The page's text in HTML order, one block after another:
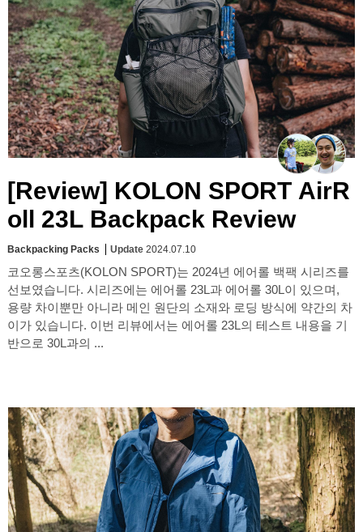
[Review] KOLON SPORT AirR
oll 23L Backpack Review
Backpacking Packs Update 2024.07.10
코오롱스포츠(KOLON SPORT)는 2024년 에어롤 백팩 시리즈를
선보였습니다. 시리즈에는 에어롤 23L과 에어롤 30L이 있으며,
용량 차이뿐만 아니라 메인 원단의 소재와 로딩 방식에 약간의 차
이가 있습니다. 이번 리뷰에서는 에어롤 23L의 테스트 내용을 기
반으로 30L과의 ...